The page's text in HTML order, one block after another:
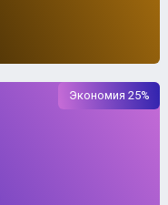
Экономия 25%